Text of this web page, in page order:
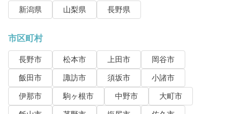
新潟県 山梨県 長野県
市区町村
長野市 松本市 上田市
岡谷市
飯田市
諏訪市 須坂市
小諸市
伊那市
駒ヶ根市 中野市
大町市